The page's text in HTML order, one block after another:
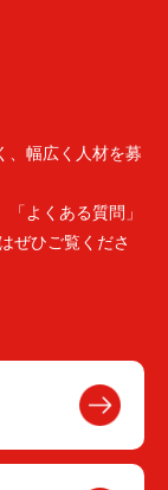
、幅広く人材を募
よくある質問」
ぜひご覧くださ